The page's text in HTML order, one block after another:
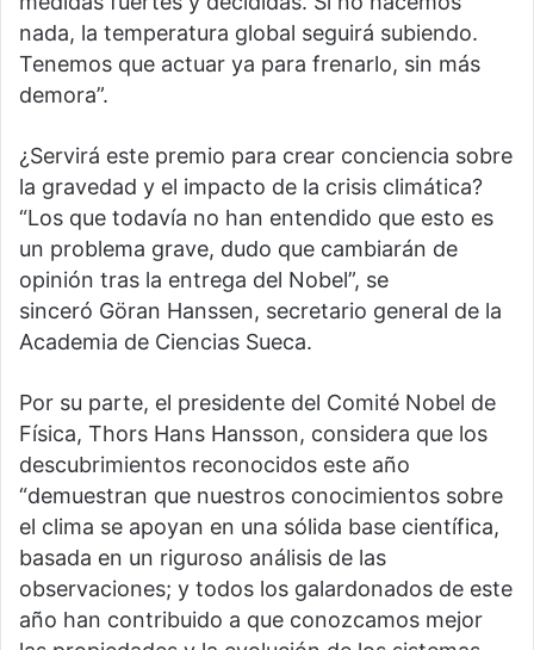
nada, la temperatura global seguirá subiendo.
Tenemos que actuar ya para frenarlo, sin más
demora”.
¿Servirá este premio para crear conciencia sobre
la gravedad y el impacto de la crisis climática?
“Los que todavía no han entendido que esto es
un problema grave, dudo que cambiarán de
opinión tras la entrega del Nobel”, se
sinceró Göran Hanssen, secretario general de la
Academia de Ciencias Sueca.
Por su parte, el presidente del Comité Nobel de
Física, Thors Hans Hansson, considera que los
descubrimientos reconocidos este año
“demuestran que nuestros conocimientos sobre
el clima se apoyan en una sólida base científica,
basada en un riguroso análisis de las
observaciones; y todos los galardonados de este
año han contribuido a que conozcamos mejor